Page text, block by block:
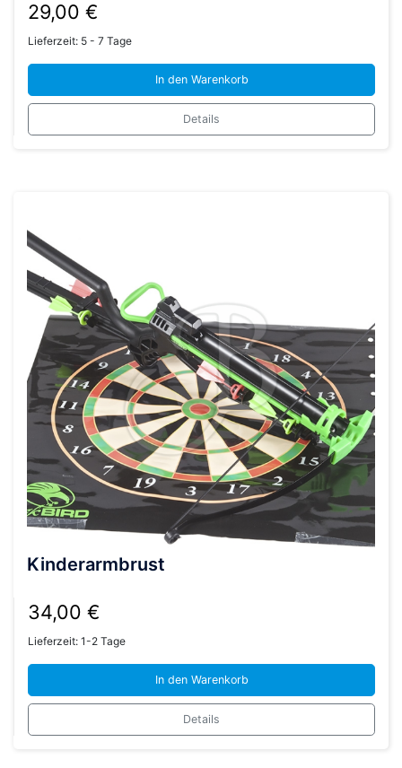
29,00 €
Lieferzeit: 5 - 7 Tage
In den Warenkorb
Details
Kinderarmbrust
34,00 €
Lieferzeit: 1-2 Tage
In den Warenkorb
Details